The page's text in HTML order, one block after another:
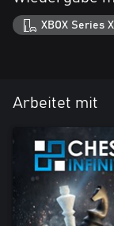
XBOX Series
Arbeitet mit